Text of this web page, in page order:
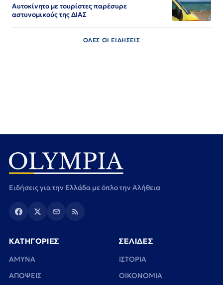
Αυτοκίνητο με τουρίστες παρέσυρε
αστυνομικούς της ΔΙΑΣ
ΟΛΕΣ ΟΙ ΕΙΔΗΣΕΙΣ
Ειδήσεις για την Ελλάδα με όπλο την Αλήθεια
ΚΑΤΗΓΟΡΙΕΣ
ΑΜΥΝΑ
ΑΠΟΨΕΙΣ
ΣΕΛΙΔΕΣ
ΙΣΤΟΡΙΑ
ΟΙΚΟΝΟΜΙΑ